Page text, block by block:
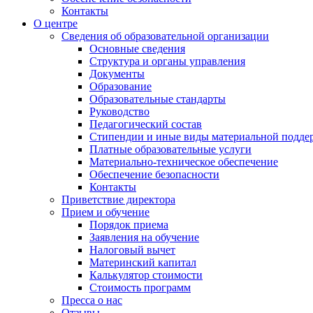
Контакты
О центре
Сведения об образовательной организации
Основные сведения
Структура и органы управления
Документы
Образование
Образовательные стандарты
Руководство
Педагогический состав
Стипендии и иные виды материальной
Платные образовательные услуги
Материально-техническое обеспечение
Обеспечение безопасности
Контакты
Приветствие директора
Прием и обучение
Порядок приема
Заявления на обучение
Налоговый вычет
Материнский капитал
Калькулятор стоимости
Стоимость программ
Пресса о нас